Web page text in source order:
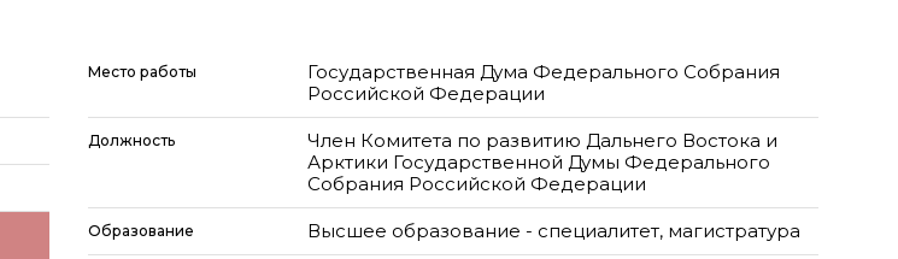
Место работы
Государственная Дума Федерального Собрания
Российской Федерации
Должность
Член Комитета по развитию Дальнего Востока и
Арктики Государственной Думы Федерального
Собрания Российской Федерации
Образование Высшее образование - специалитет, магистратура